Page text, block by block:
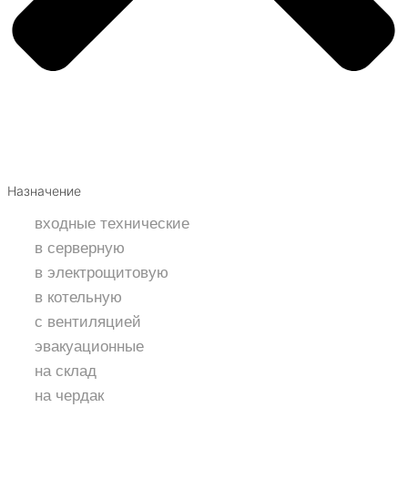
Назначение
входные технические
в серверную
в электрощитовую
в котельную
с вентиляцией
эвакуационные
на склад
на чердак